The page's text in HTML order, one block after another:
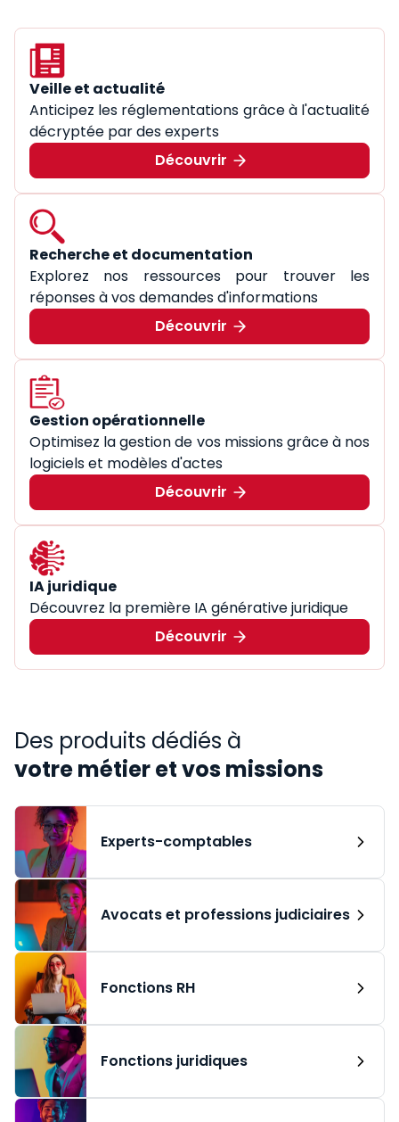
Veille et actualité
Anticipez les réglementations grâce à l'actualité
décryptée par des experts
Découvrir
Recherche et documentation
Explorez nos ressources pour trouver les
réponses à vos demandes d'informations
Découvrir
Gestion opérationnelle
Optimisez la gestion de vos missions grâce à nos
logiciels et modèles d'actes
Découvrir
IA juridique
Découvrez la première IA générative juridique
Découvrir
Des produits dédiés à
votre métier et vos missions
Experts-comptables
Avocats et professions judiciaires
Fonctions RH
Fonctions juridiques